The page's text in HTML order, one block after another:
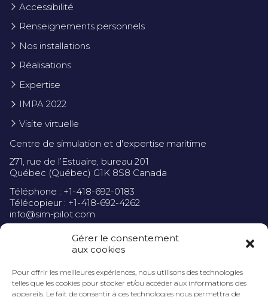
Gérer le consentement
aux cookies
Pour offrir les meilleures expériences, nous utilisons des technologies
telles que les cookies pour stocker et/ou accéder aux informations des
appareils. Le fait de consentir à ces technologies nous permettra de
Accessibilité
Renseignements personnels
Nos installations
Réalisations
Expertise
IMPA 2022
Visite virtuelle
Centre de simulation et d'expertise maritime
271, rue de l’Estuaire, bureau 201
Québec (Québec) G1K 8S8 Canada
Téléphone : +1-418-692-0183
Télécopieur : +1-418-692-4262
info@sim-pilot.com
Politique de confidentialité